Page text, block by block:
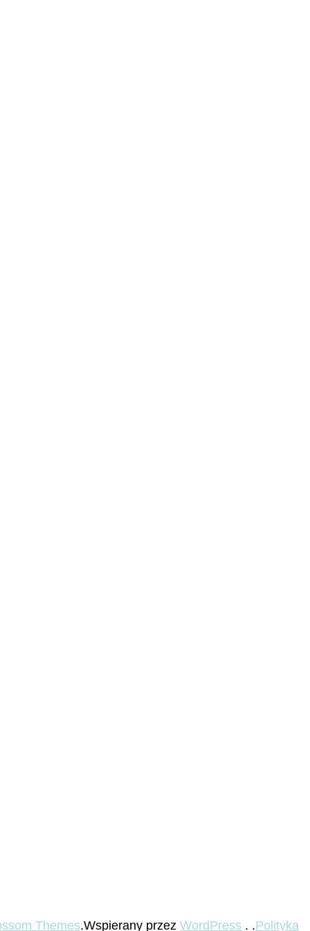
Themes.Wspierany przez WordPress . .Polityka